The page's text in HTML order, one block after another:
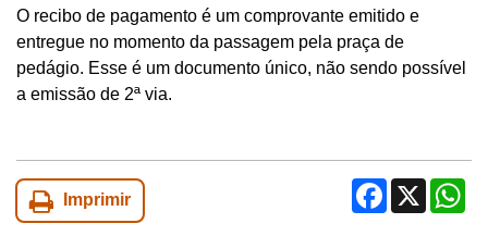
O recibo de pagamento é um comprovante emitido e
entregue no momento da passagem pela praça de
pedágio. Esse é um documento único, não sendo possível
a emissão de 2ª via.
Imprimir
Facebook
X